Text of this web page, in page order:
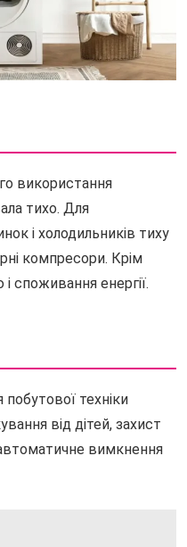
використання
тихо. Для
і холодильників тиху
компресори. Крім
споживання енергії.
техніки
від дітей, захист
вимкнення